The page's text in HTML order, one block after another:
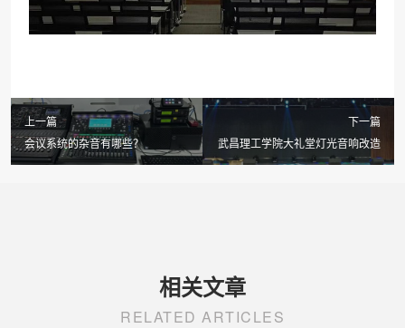
上一篇
会议系统的杂音有哪些？
下一篇
武昌理工学院大礼堂灯光音响改造
相关文章
RELATED ARTICLES